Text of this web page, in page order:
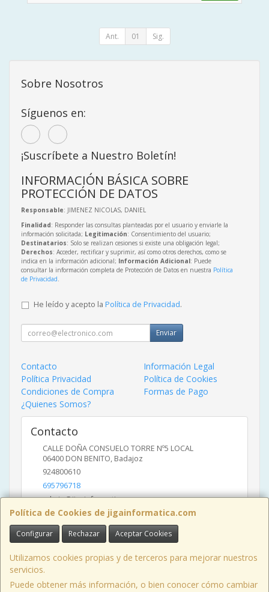
Ant. 01 Sig.
Política de Cookies de jigainformatica.com
Configurar Rechazar Aceptar Cookies
Utilizamos cookies propias y de terceros para mejorar nuestros
servicios.
Puede obtener más información, o bien conocer cómo cambiar
Sobre Nosotros
Síguenos en:
¡Suscríbete a Nuestro Boletín!
INFORMACIÓN BÁSICA SOBRE
PROTECCIÓN DE DATOS
Responsable: JIMENEZ NICOLAS, DANIEL
Finalidad: Responder las consultas planteadas por el usuario y enviarle la
información solicitada; Legitimación: Consentimiento del usuario;
Destinatarios: Solo se realizan cesiones si existe una obligación legal;
Derechos: Acceder, rectificar y suprimir, así como otros derechos, como se
indica en la información adicional; Información Adicional: Puede
consultar la información completa de Protección de Datos en nuestra Política
de Privacidad.
He leído y acepto la Política de Privacidad.
Enviar
Contacto
Información Legal
Política Privacidad
Política de Cookies
Condiciones de Compra
Formas de Pago
¿Quienes Somos?
Contacto
CALLE DOÑA CONSUELO TORRE Nº5 LOCAL
06400 DON BENITO, Badajoz
924800610
695796718
admin@jigainformatica.com
Horario
10:00 a 14:00 y de 17:00 a 20:00